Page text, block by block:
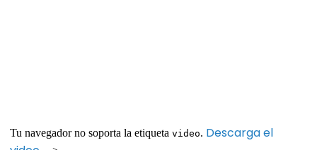
Tu navegador no soporta la etiqueta video. Descarga el